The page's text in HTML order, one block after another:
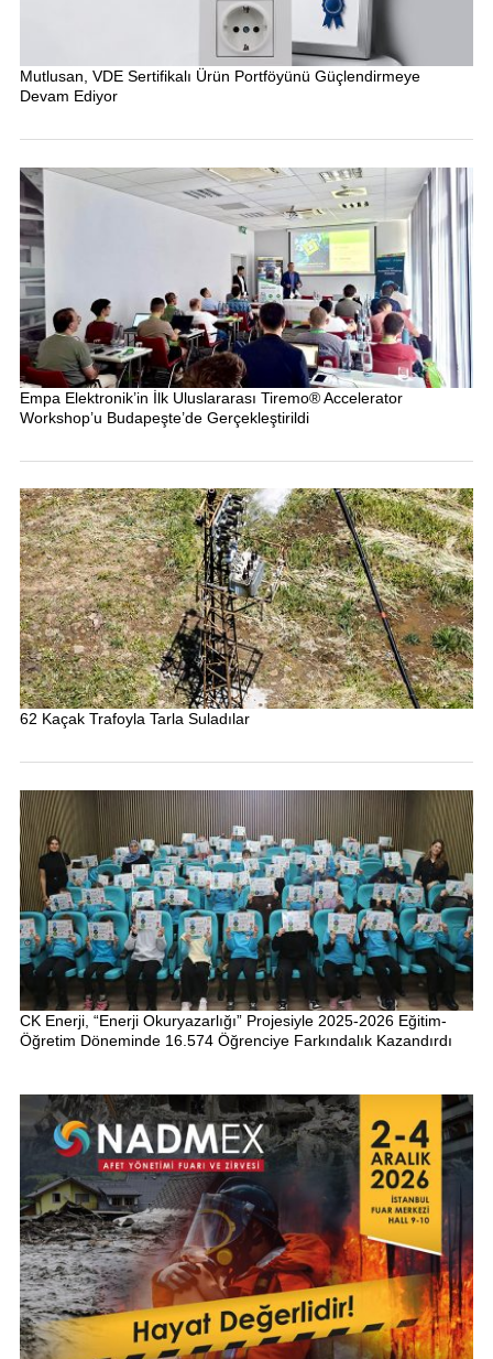
Mutlusan, VDE Sertifikalı Ürün Portföyünü Güçlendirmeye
Devam Ediyor
Empa Elektronik’in İlk Uluslararası Tiremo® Accelerator
Workshop’u Budapeşte’de Gerçekleştirildi
62 Kaçak Trafoyla Tarla Suladılar
CK Enerji, “Enerji Okuryazarlığı” Projesiyle 2025-2026 Eğitim-
Öğretim Döneminde 16.574 Öğrenciye Farkındalık Kazandırdı